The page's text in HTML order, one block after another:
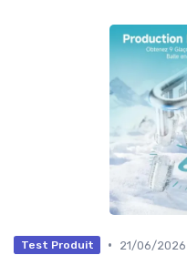
Test Produit • 21/06/2026